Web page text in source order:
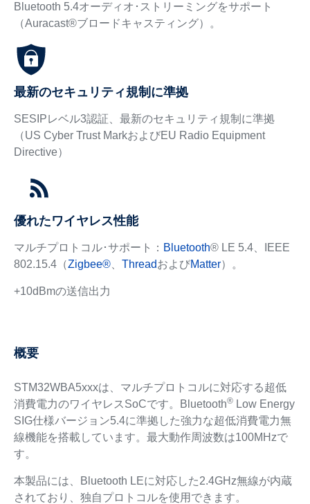
Bluetooth 5.4オーディオ･ストリーミングをサポート
（Auracast®ブロードキャスティング）。
最新のセキュリティ規制に準拠
SESIPレベル3認証、最新のセキュリティ規制に準拠
（US Cyber Trust MarkおよびEU Radio Equipment
Directive）
優れたワイヤレス性能
マルチプロトコル･サポート： Bluetooth® LE 5.4、IEEE
802.15.4（Zigbee®、 ThreadおよびMatter）。
+10dBmの送信出力
概要
STM32WBA5xxxは、マルチプロトコルに対応する超低
消費電力のワイヤレスSoCです。Bluetooth®Low Energy
SIG仕様バージョン5.4に準拠した強力な超低消費電力無
線機能を搭載しています。最大動作周波数は100MHzで
す。
本製品には、Bluetooth LEに対応した2.4GHz無線が内蔵
されており、独自プロトコルを使用できます。